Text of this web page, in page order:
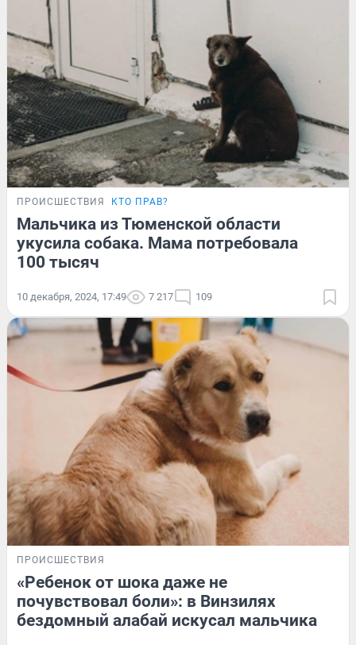
ПРОИСШЕСТВИЯ КТО ПРАВ?
Мальчика из Тюменской области
укусила собака. Мама потребовала
100 тысяч
10 декабря, 2024, 17:49 7 217 109
ПРОИСШЕСТВИЯ
«Ребенок от шока даже не
почувствовал боли»: в Винзилях
бездомный алабай искусал мальчика